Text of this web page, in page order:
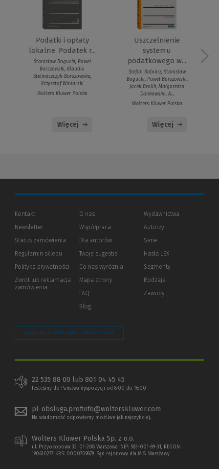
Podatki i opłaty
lokalne. Podatek r...
Stanisław Bogucki, Paweł
Borszowski, Klaudia
Stelmaszczyk-Borszowska,
Krzysztof Winiarski
Wolters Kluwer Polska
Więcej
Uszczelnienie
systemu
podatkowego w...
Stefan Babiarz, Stanisław
Bogucki, Paweł Borszowski,
Jacek Brolik, Małgorzata
Dankowska, A...
Wolters Kluwer Polska
Więcej
Kontakt
Newsletter
Status zamówienia
Regulamin sklepu
Polityka prywatności (Nowe
(Link
innej
Zwrot lub reklamacja
zamówienia
O nas
Współpraca
Dla autorów(Nowe
(Link
innej
Twoje sugestie
Co nas wyróżnia
Mapa strony
FAQ
Blog
Wydawnictwa
Autorzy
Serie
Hasła LEX
Segmenty
Rodzaje
Zawody
Zarządzaj preferencjami plików cookie
22 535 88 00 lub 801 04 45 45
Jesteśmy do Państwa dyspozycji od 8:00 do 16:00
pl-obsluga.profinfo@wolterskluwer.com
Na wiadomość odpowiemy możliwe jak najszybciej.
Wolters Kluwer Polska Sp. z o.o.
ul. Przyokopowa 33, 01-208 Warszawa; NIP: 583-001-89-31, REGON:
190610277, KRS: 0000709879, Sąd rejonowy dla M.S. Warszawy